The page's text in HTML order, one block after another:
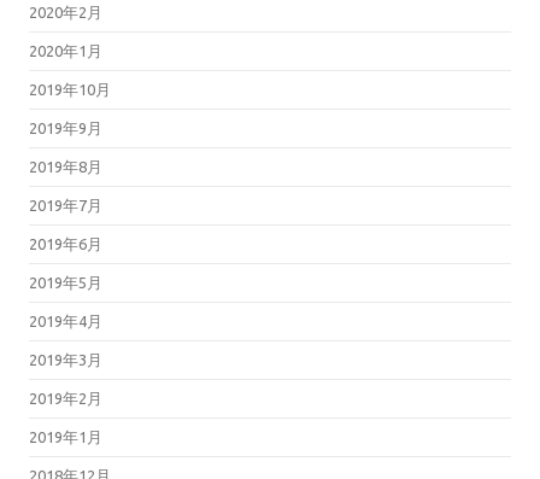
2020年2月
2020年1月
2019年10月
2019年9月
2019年8月
2019年7月
2019年6月
2019年5月
2019年4月
2019年3月
2019年2月
2019年1月
2018年12月